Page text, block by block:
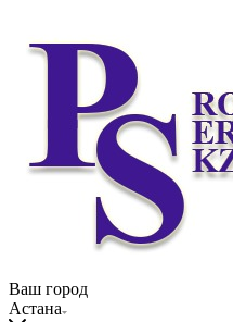
Ваш город
Астана